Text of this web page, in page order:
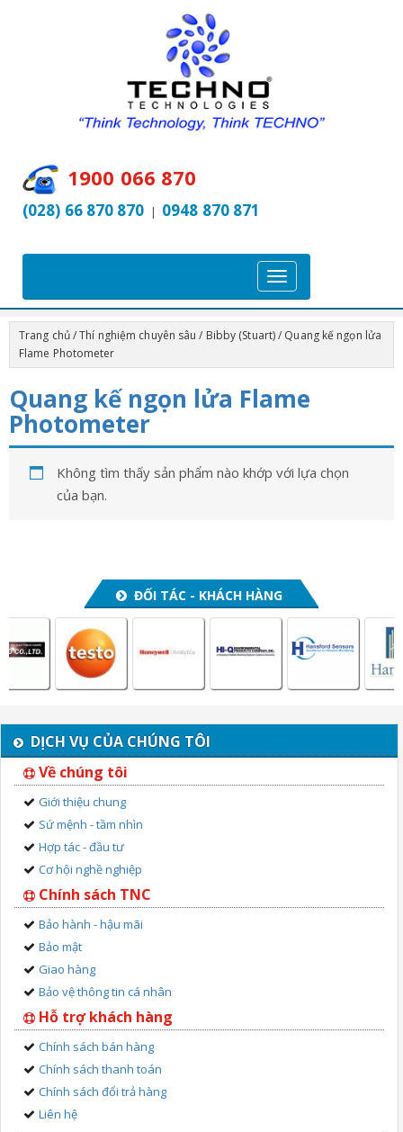
1900 066 870
(028) 66 870 870 | 0948 870 871
T
o
g
l
e
i
o
n
Trang chủ/Thí nghiệm chuyên sâu / Bibby (Stuart)/ Quang kế ngọn lửa
Flame Photometer
Quang kế ngọn lửa Flame
Photometer
Không tìm thấy sản phẩm nào khớp với lựa chọn
của bạn.
ĐỐI TÁC - KHÁCH HÀNG
DỊCH VỤ CỦA CHÚNG TÔI
Về chúng tôi
Giới thiệu chung
Sứ mệnh - tầm nhìn
Hợp tác - đầu tư
Cơ hội nghề nghiệp
Chính sách TNC
Bảo hành - hậu mãi
Bảo mật
Giao hàng
Bảo vệ thông tin cá nhân
Hỗ trợ khách hàng
Chính sách bán hàng
Chính sách thanh toán
Chính sách đổi trả hàng
Liên hệ